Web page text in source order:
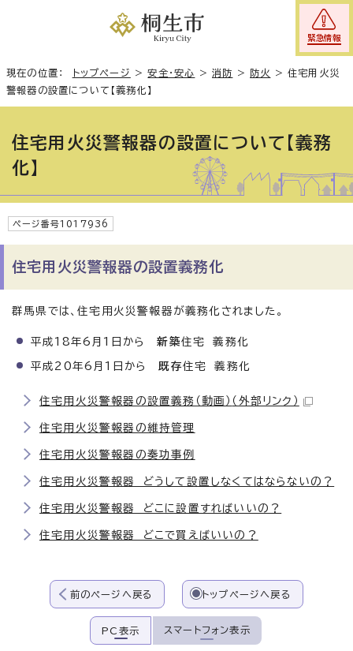
緊急情報
現在の位置： トップページ >安全・安心 >消防 > 防火 >住宅用火災
警報器の設置について【義務化】
住宅用火災警報器の設置について【義務
化】
ページ番号1017936
住宅用火災警報器の設置義務化
群馬県では、住宅用火災警報器が義務化されました。
平成18年6月1日から新築住宅 義務化
平成20年6月1日から 既存住宅 義務化
住宅用火災警報器の設置義務（動画） （外部リンク）
住宅用火災警報器の維持管理
住宅用火災警報器の奏功事例
住宅用火災警報器 どうして設置しなくてはならないの？
住宅用火災警報器 どこに設置すればいいの？
住宅用火災警報器 どこで買えばいいの？
前のページへ戻る トップページへ戻る
PC表示 スマートフォン表示